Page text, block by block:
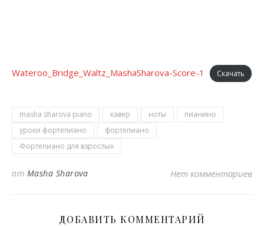
Wateroo_Bridge_Waltz_MashaSharova-Score-1 Скачать
masha sharova piano кавер ноты
пианино
уроки фортепиано
фортепиано
Фортепиано для взрослых
от Masha Sharova Нет комментариев
ДОБАВИТЬ КОММЕНТАРИЙ